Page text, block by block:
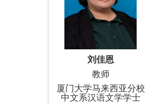
刘佳恩
教师
厦门大学马来西亚分校
中文系汉语文学学士